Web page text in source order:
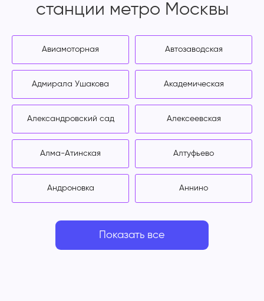
станции метро Москвы
Авиамоторная Автозаводская
Адмирала Ушакова Академическая
Александровский сад Алексеевская
Алма-Атинская Алтуфьево
Андроновка Аннино
Показать все